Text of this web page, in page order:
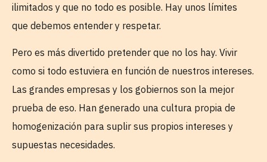
ilimitados y que no todo es posible. Hay unos límites
que debemos entender y respetar.
Pero es más divertido pretender que no los hay. Vivir
como si todo estuviera en función de nuestros intereses.
Las grandes empresas y los gobiernos son la mejor
prueba de eso. Han generado una cultura propia de
homogenización para suplir sus propios intereses y
supuestas necesidades.